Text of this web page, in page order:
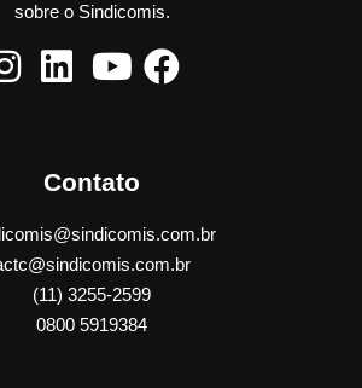
sobre o Sindicomis.
Contato
(11) 3255-2599
0800 5919384